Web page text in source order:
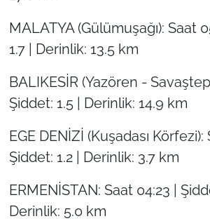
MALATYA (Gülümuşağı): Saat
1.7 | Derinlik: 13.5 km
BALIKESİR (Yazören -
Şiddet: 1.5 | Derinlik: 14.9 km
EGE DENİZİ (Kuşadası Körfezi):
Şiddet: 1.2 | Derinlik: 3.7 km
ERMENİSTAN: Saat 04:23 |
Derinlik: 5.0 km